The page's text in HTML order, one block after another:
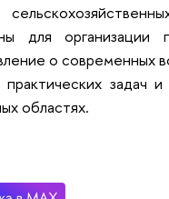
для организации
о современных
задач
областях.